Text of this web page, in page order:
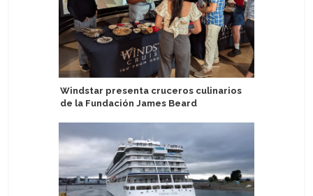
Windstar presenta cruceros culinarios
de la Fundación James Beard